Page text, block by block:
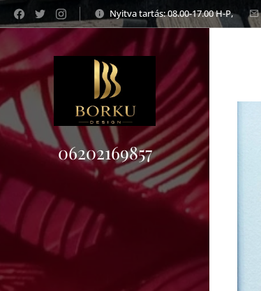
Nyitva tartás: 08.00-17.00 H-P,
06202169857